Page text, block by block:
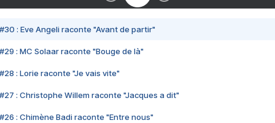
#30 : Eve Angeli raconte "Avant de partir"
#29 : MC Solaar raconte "Bouge de là"
#28 : Lorie raconte "Je vais vite"
#27 : Christophe Willem raconte "Jacques a dit"
#26 : Chimène Badi raconte "Entre nous"